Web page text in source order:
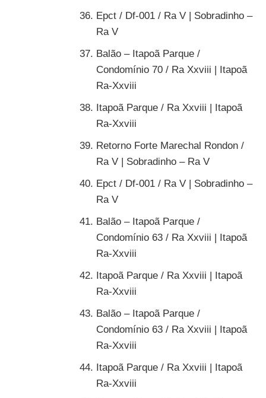
Epct / Df-001 / Ra V | Sobradinho –
Ra V
Balão – Itapoã Parque /
Condomínio 70 / Ra Xxviii | Itapoã
Ra-Xxviii
Itapoã Parque / Ra Xxviii | Itapoã
Ra-Xxviii
Retorno Forte Marechal Rondon /
Ra V | Sobradinho – Ra V
Epct / Df-001 / Ra V | Sobradinho –
Ra V
Balão – Itapoã Parque /
Condomínio 63 / Ra Xxviii | Itapoã
Ra-Xxviii
Itapoã Parque / Ra Xxviii | Itapoã
Ra-Xxviii
Balão – Itapoã Parque /
Condomínio 63 / Ra Xxviii | Itapoã
Ra-Xxviii
Itapoã Parque / Ra Xxviii | Itapoã
Ra-Xxviii